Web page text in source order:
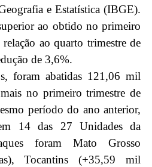
e Estatística (IBGE).
ao obtido no primeiro
ao quarto trimestre de
de 3,6%.
foram abatidas 121,06 mil
no primeiro trimestre de
período do ano anterior,
14 das 27 Unidades da
foram Mato Grosso
Tocantins (+35,59 mil